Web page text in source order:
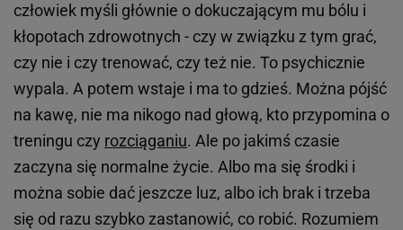
człowiek myśli głównie o dokuczającym mu bólu i
kłopotach zdrowotnych - czy w związku z tym grać,
czy nie i czy trenować, czy też nie. To psychicznie
wypala. A potem wstaje i ma to gdzieś. Można pójść
na kawę, nie ma nikogo nad głową, kto przypomina o
treningu czy rozciąganiu. Ale po jakimś czasie
zaczyna się normalne życie. Albo ma się środki i
można sobie dać jeszcze luz, albo ich brak i trzeba
się od razu szybko zastanowić, co robić. Rozumiem